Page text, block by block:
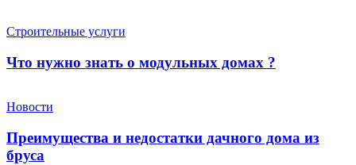
Строительные услуги
Что нужно знать о модульных домах ?
Новости
Преимущества и недостатки дачного дома из
бруса